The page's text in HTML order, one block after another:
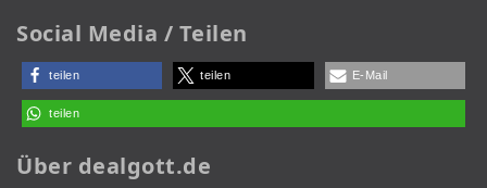
Social Media / Teilen
teilen teilen E-Mail
teilen
Über dealgott.de